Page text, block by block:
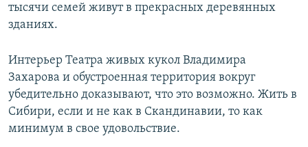
тысячи семей живут в прекрасных деревянных
зданиях.
Интерьер Театра живых кукол Владимира
Захарова и обустроенная территория вокруг
убедительно доказывают, что это возможно. Жить в
Сибири, если и не как в Скандинавии, то как
минимум в свое удовольствие.